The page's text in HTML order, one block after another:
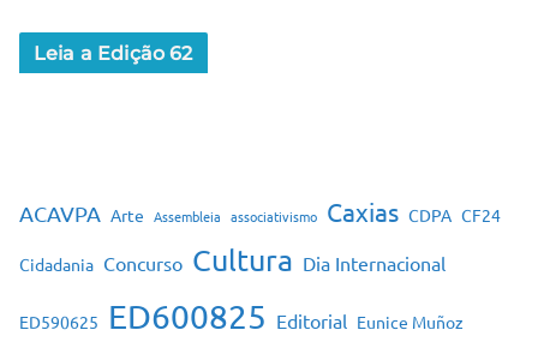
Leia a Edição 62
ACAVPA Arte Assembleia associativismo Caxias CDPA CF24
Cidadania Concurso Cultura Dia Internacional
ED590625 ED600825 Editorial Eunice Muñoz